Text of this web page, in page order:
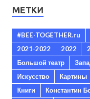
МЕТКИ
#BEE-TOGETHER.ru
2021-2022
2022
Большой театр
Искусство
Картины
Книги
Константин